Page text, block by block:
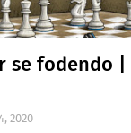
se fodendo
2020